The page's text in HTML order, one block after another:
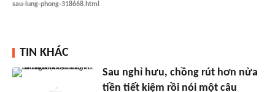
sau-lung-phong-318668.html
TIN KHÁC
Sau nghỉ hưu, chồng rút hơn nửa
tiền tiết kiệm rồi nói một câu